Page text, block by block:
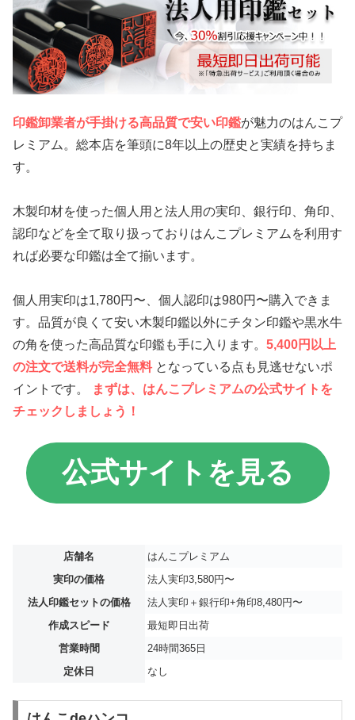
印鑑卸業者が手掛ける高品質で安い印鑑が魅力のはんこプ
レミアム。総本店を筆頭に8年以上の歴史と実績を持ちま
す。
木製印材を使った個人用と法人用の実印、銀行印、角印、
認印などを全て取り扱っておりはんこプレミアムを利用す
れば必要な印鑑は全て揃います。
個人用実印は1,780円〜、個人認印は980円〜購入できま
す。品質が良くて安い木製印鑑以外にチタン印鑑や黒水牛
の角を使った高品質な印鑑も手に入ります。 5,400円以上
の注文で送料が完全無料となっている点も見逃せないポ
イントです。
まずは、はんこプレミアムの公式サイトを
チェックしましょう！
公式サイトを見る
店舗名
はんこプレミアム
実印の価格
法人実印3,580円〜
法人印鑑セットの価格
法人実印＋銀行印+角印8,480円〜
作成スピード
最短即日出荷
営業時間
24時間365日
定休日
なし